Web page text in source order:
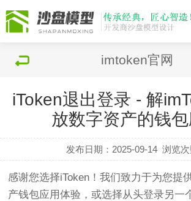
imtoken官网
iToken退出登录 - 解
放数字资产的钱包
发布日期：2025-09-14 浏览次
感谢您选择iToken！我们致力于为您提
产钱包应用体验，或选择从头登录另一